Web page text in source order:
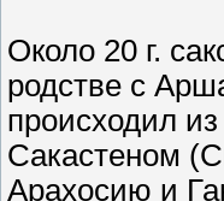
Около 20 г.
родстве с
происходил
Сакастеном
Арахосию и